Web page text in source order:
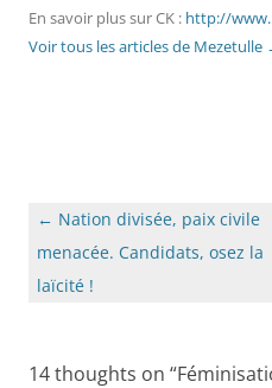
En savoir plus sur CK : http://
Voir tous les articles de Mezetulle
Navigation
des
articles
← Nation divisée, paix civile
menacée. Candidats, osez la
laïcité !
14 thoughts on “